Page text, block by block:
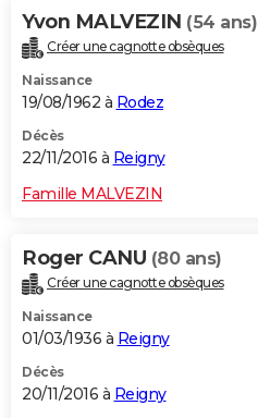
Yvon MALVEZIN (54 ans)
Créer une cagnotte obsèques
Naissance
19/08/1962 à Rodez
Décès
22/11/2016 à Reigny
Famille MALVEZIN
Roger CANU (80 ans)
Créer une cagnotte obsèques
Naissance
01/03/1936 à Reigny
Décès
20/11/2016 à Reigny